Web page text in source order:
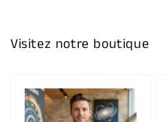
Visitez notre boutique